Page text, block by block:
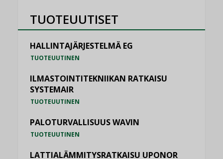
TUOTEUUTISET
HALLINTAJÄRJESTELMÄ EG
TUOTEUUTINEN
ILMASTOINTITEKNIIKAN RATKAISU
SYSTEMAIR
TUOTEUUTINEN
PALOTURVALLISUUS WAVIN
TUOTEUUTINEN
LATTIALÄMMITYSRATKAISU UPONOR